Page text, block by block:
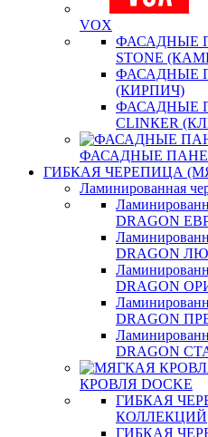
VOX
ФАСАДНЫЕ
STONE
ФАСАДНЫЕ
(КИРПИЧ)
ФАСАДНЫЕ
CLINКER
ФАСАДНЫЕ
ГИБКАЯ ЧЕРЕПИЦА
Ламинированная
DRAGON
DRAGON
DRAGON
DRAGON
DRAGON
КРОВЛЯ DOCKE
ГИБКАЯ
КОЛЛЕКЦИЙ
ГИБКАЯ